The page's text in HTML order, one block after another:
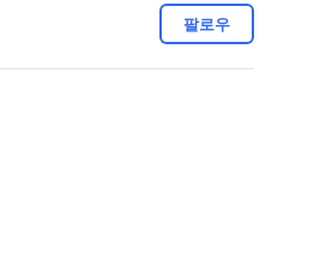
팔로우